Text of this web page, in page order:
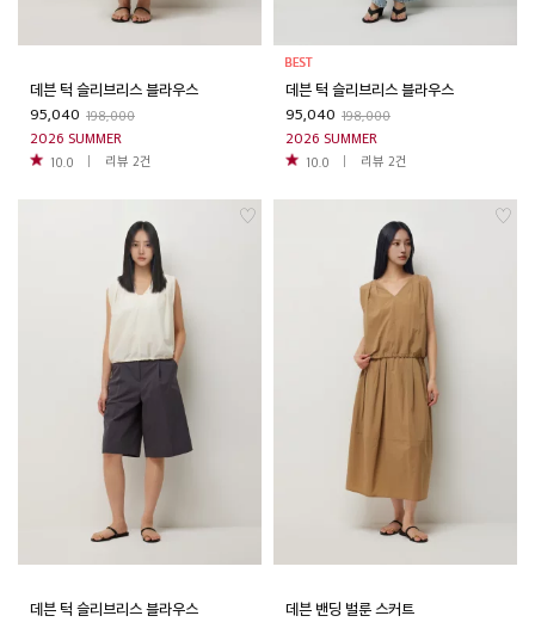
데븐 턱 슬리브리스 블라우스
95,040 198,000
2026 SUMMER
10.0 리뷰 2건
데븐 턱 슬리브리스 블라우스
95,040 198,000
2026 SUMMER
10.0 리뷰 2건
데븐 턱 슬리브리스 블라우스
데븐 밴딩 벌룬 스커트